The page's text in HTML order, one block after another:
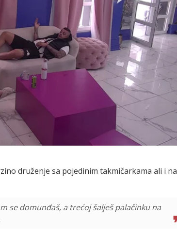
druženje sa pojedinim takmičarkama ali i na
se domunđaš, a trećoj šalješ palačinku na